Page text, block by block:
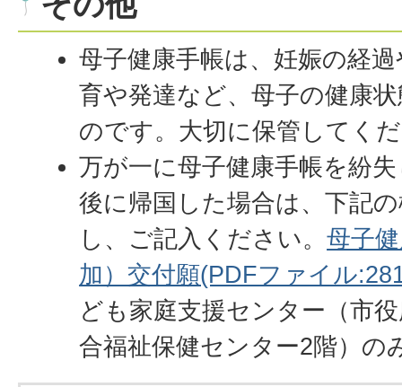
母子健康手帳は、妊娠の経
育や発達など、母子の健康
のです。大切に保管してく
万が一に母子健康手帳を紛
後に帰国した場合は、下記
し、ご記入ください。母子
加）交付願(PDFファイル
ども家庭支援センター（市
合福祉保健センター2階）の